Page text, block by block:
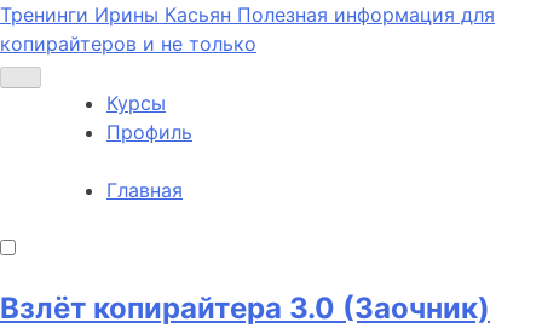
Тренинги Ирины Касьян Полезная информация для
копирайтеров и не только
Курсы
Профиль
Главная
Взлёт копирайтера 3.0 (Заочник)